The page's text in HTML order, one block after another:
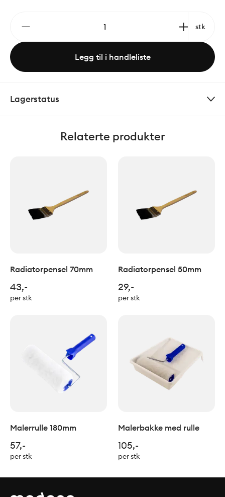
stk
Legg til i handleliste
Lagerstatus
Relaterte produkter
Radiatorpensel 70mm
43,-
per stk
Radiatorpensel 50mm
29,-
per stk
Malerrulle 180mm
57,-
per stk
Malerbakke med rulle
105,-
per stk